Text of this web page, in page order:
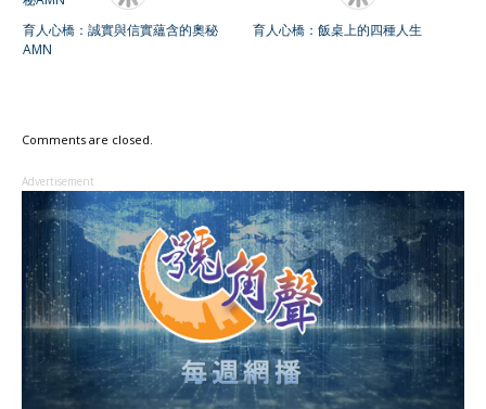
育人心橋：誠實與信實蘊含的奧秘
AMN
育人心橋：飯桌上的四種人生
Comments are closed.
Advertisement